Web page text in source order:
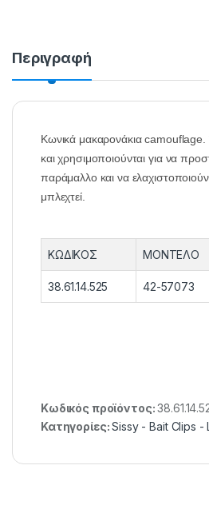
Περιγραφή
Κωνικά μακαρονάκια
και χρησιμοποιούνται για να
παράμαλλο και να
μπλεχτεί.
ΚΩΔΙΚΟΣ ΜΟΝΤΕΛΟ
38.61.14.525 42-57073
Κωδικός προϊόντος:
Κατηγορίες:Sissy - Bait Clips -